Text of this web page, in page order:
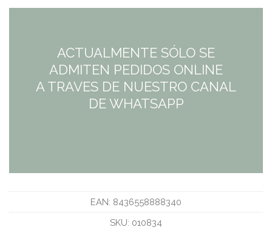
ACTUALMENTE SÓLO SE
ADMITEN PEDIDOS ONLINE
A TRAVES DE NUESTRO CANAL
DE WHATSAPP
EAN: 8436558888340
SKU: 010834